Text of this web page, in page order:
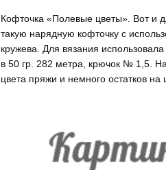
Кофточка «Полевые цветы». Вот и
такую нарядную кофточку с
кружева. Для вязания
в 50 гр. 282 метра, крючок № 1,5.
цвета пряжи и немного остатков на